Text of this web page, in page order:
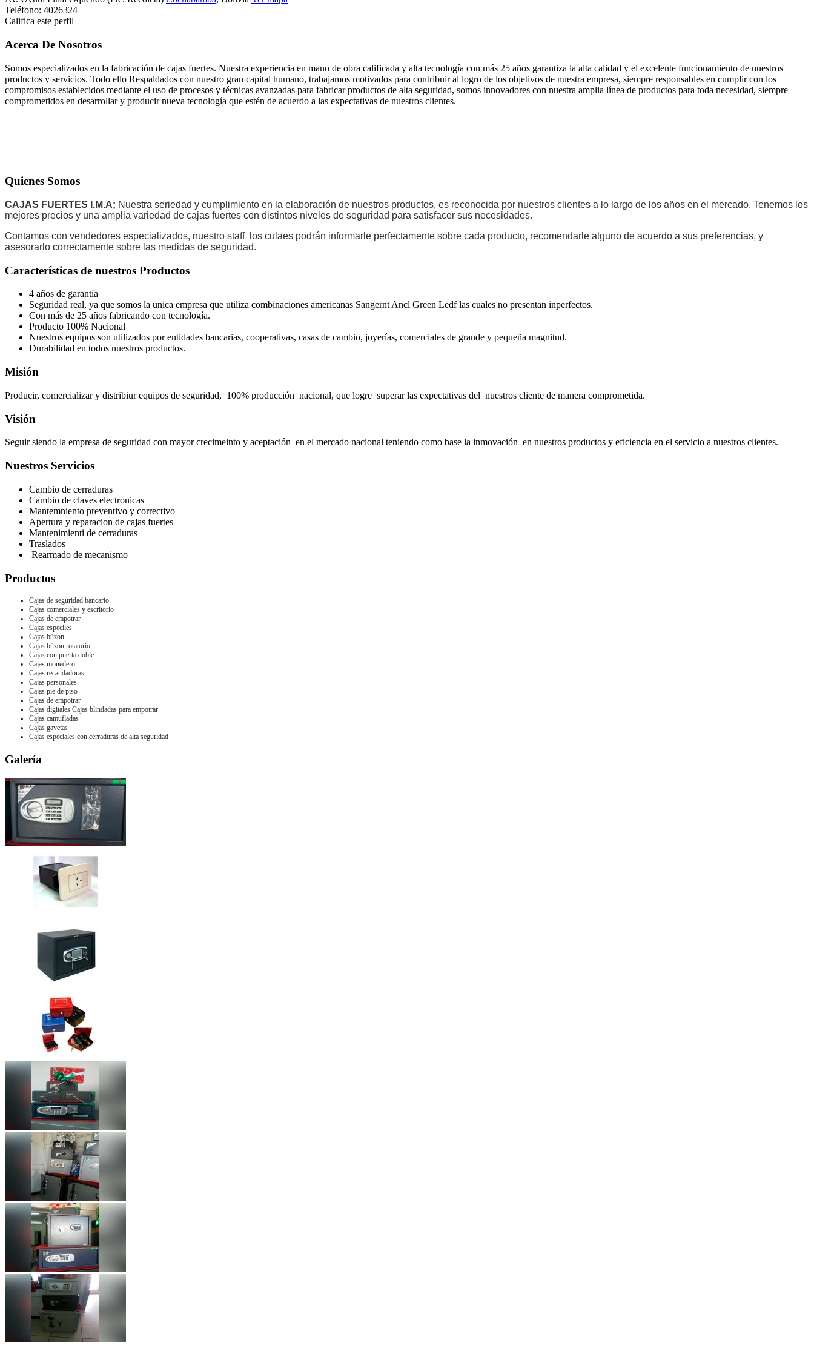
Teléfono: 4026324
Califica este perfil
Acerca De Nosotros
Somos especializados en la fabricación de cajas fuertes. Nuestra experiencia en mano de obra calificada y alta tecnología con más 25 años garantiza la alta calidad y el excelente funcionamiento de nuestros
productos y servicios. Todo ello Respaldados con nuestro gran capital humano, trabajamos motivados para contribuir al logro de los objetivos de nuestra empresa, siempre responsables en cumplir con los
compromisos establecidos mediante el uso de procesos y técnicas avanzadas para fabricar productos de alta seguridad, somos innovadores con nuestra amplia línea de productos para toda necesidad, siempre
comprometidos en desarrollar y producir nueva tecnología que estén de acuerdo a las expectativas de nuestros clientes.
Quienes Somos
CAJAS FUERTES I.M.A; Nuestra seriedad y cumplimiento en la elaboración de nuestros productos, es reconocida por nuestros clientes a lo largo de los años en el mercado. Tenemos los
mejores precios y una amplia variedad de cajas fuertes con distintos niveles de seguridad para satisfacer sus necesidades.
Contamos con vendedores especializados, nuestro staff los culaes podrán informarle perfectamente sobre cada producto, recomendarle alguno de acuerdo a sus preferencias, y
asesorarlo correctamente sobre las medidas de seguridad.
Características de nuestros Productos
4 años de garantía
Seguridad real, ya que somos la unica empresa que utiliza combinaciones americanas Sangernt Ancl Green Ledf las cuales no presentan inperfectos.
Con más de 25 años fabricando con tecnología.
Producto 100% Nacional
Nuestros equipos son utilizados por entidades bancarias, cooperativas, casas de cambio, joyerías, comerciales de grande y pequeña magnitud.
Durabilidad en todos nuestros productos.
Misión
Producir, comercializar y distribiur equipos de seguridad, 100% producción nacional, que logre superar las expectativas del nuestros cliente de manera comprometida.
Visión
Seguir siendo la empresa de seguridad con mayor crecimeinto y aceptación en el mercado nacional teniendo como base la inmovación en nuestros productos y eficiencia en el servicio a nuestros clientes.
Nuestros Servicios
Cambio de cerraduras
Cambio de claves electronicas
Mantemniento preventivo y correctivo
Apertura y reparacion de cajas fuertes
Mantenimienti de cerraduras
Traslados
Rearmado de mecanismo
Productos
Cajas de seguridad bancario
Cajas comerciales y escritorio
Cajas de empotrar
Cajas especiles
Cajas búzon
Cajas búzon rotatorio
Cajas con puerta doble
Cajas monedero
Cajas recaudadoras
Cajas personales
Cajas pie de piso
Cajas de empotrar
Cajas digitales Cajas blindadas para empotrar
Cajas camufladas
Cajas gavetas
Cajas especiales con cerraduras de alta seguridad
Galería